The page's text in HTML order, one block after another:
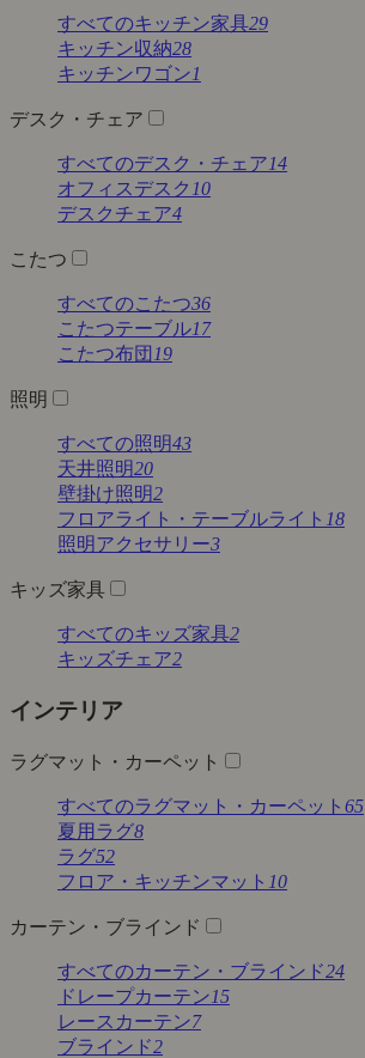
すべてのキッチン家具29
キッチン収納28
キッチンワゴン1
デスク・チェア
すべてのデスク・チェア14
オフィスデスク 10
デスクチェア4
こたつ
すべてのこたつ36
こたつテーブル17
こたつ布団 19
照明
すべての照明43
天井照明20
壁掛け照明2
フロアライト・テーブルライト 18
照明アクセサリー3
キッズ家具
すべてのキッズ家具2
キッズチェア2
インテリア
ラグマット・カーペット
すべてのラグマット・カーペット 65
夏用ラグ8
ラグ52
フロア・キッチンマット 10
カーテン・ブラインド
すべてのカーテン・ブラインド24
ドレープカーテン15
レースカーテン7
ブラインド2